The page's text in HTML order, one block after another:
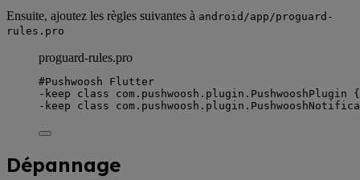
Ensuite, ajoutez les règles suivantes à android/app/proguard-
rules.pro
proguard-rules.pro
#Pushwoosh
Flutter
-keep class com
-keep class com
Dépannage